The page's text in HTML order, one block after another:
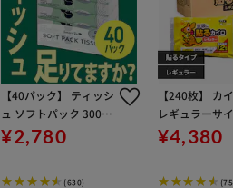
【40パック】 ティッシ
ュ ソフトパック 300枚
(150組) 5パック×8個
¥2,780
(630)
【240枚】 カ
レギュラーサ
¥4,380